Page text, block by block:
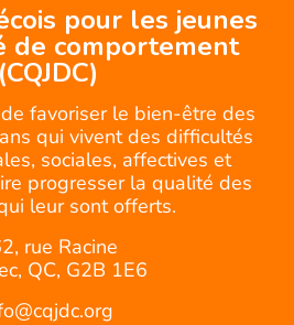
pour les jeunes
de comportement
(CQJDC)
favoriser le bien-être des
qui vivent des difficultés
sociales, affectives et
progresser la qualité des
leur sont offerts.
rue Racine
QC, G2B 1E6